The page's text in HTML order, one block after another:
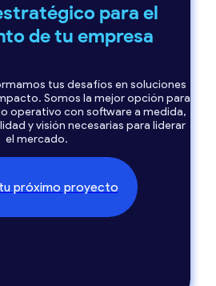
para el
de tu empresa
tus desafíos en soluciones
Somos la mejor opción para
operativo con software a medida,
y visión necesarias para liderar
el mercado.
próximo proyecto